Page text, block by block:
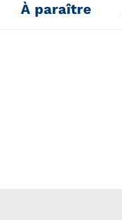
À paraître